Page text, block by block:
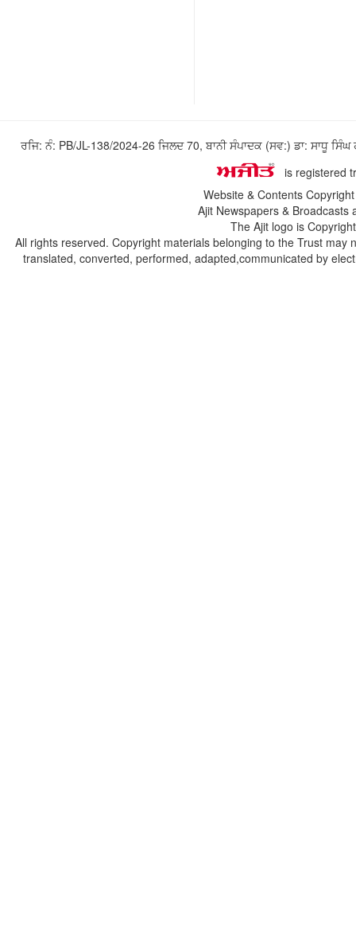
ਰਜਿ: ਨੰ: PB/JL-138/2024-26 ਜਿਲਦ 70, ਬਾਨੀ ਸੰਪਾਦਕ (ਸਵ:) ਡਾ: ਸਾਧੂ
is registered
Website & Contents
Ajit Newspapers &
The Ajit logo is
All rights reserved. Copyright materials belonging to the Trust
translated, converted, performed, adapted,communicated by